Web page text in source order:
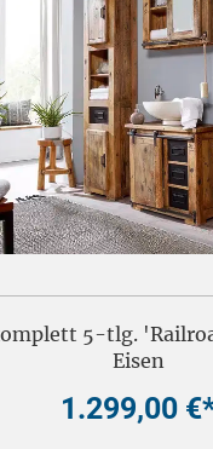
5-tlg.
Eisen
1.299,00